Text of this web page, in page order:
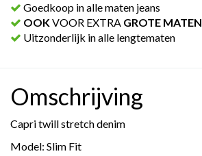
Goedkoop in alle maten jeans
OOKVOOR EXTRA GROTE MATEN
Uitzonderlijk in alle lengtematen
Omschrijving
Capri twill stretch denim
Model: Slim Fit